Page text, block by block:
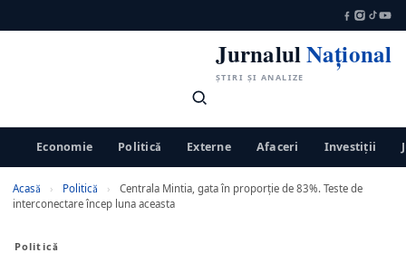
JurnalulNațional
ȘTIRI ȘI ANALIZE
Economie Politică Externe Afaceri Investiții
Acasă › Politică ›
Centrala Mintia, gata în proporție de 83%. Teste de
interconectare încep luna aceasta
Politică